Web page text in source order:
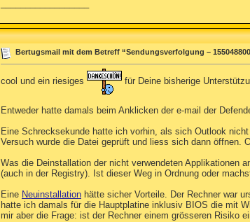
Bertugsmail mit dem Betreff “Sendungsverfolgung –
cool und ein riesiges für Deine bisherige
Entweder hatte damals beim Anklicken der e-mail der
Eine Schrecksekunde hatte ich vorhin, als sich Outlook
Versuch wurde die Datei geprüft und liess sich dann öffnen.
Was die Deinstallation der nicht verwendeten Applikationen
(auch in der Registry). Ist dieser Weg in Ordnung oder
Eine Neuinstallation hätte sicher Vorteile. Der Rechner war
hatte ich damals für die Hauptplatine inklusiv BIOS die mit
mir aber die Frage: ist der Rechner einem grösseren Risiko